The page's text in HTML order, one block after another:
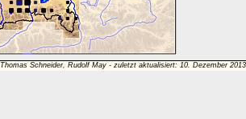
Thomas Schneider, Rudolf May - zuletzt aktualisiert: 10. Dezember